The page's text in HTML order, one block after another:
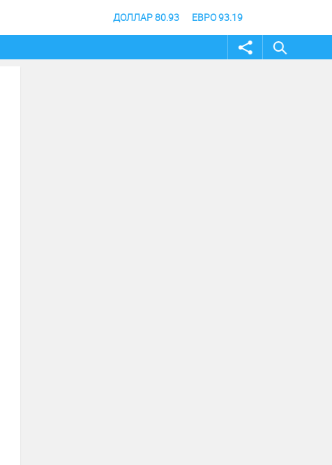
ДОЛЛАР 80.93 ЕВРО 93.19